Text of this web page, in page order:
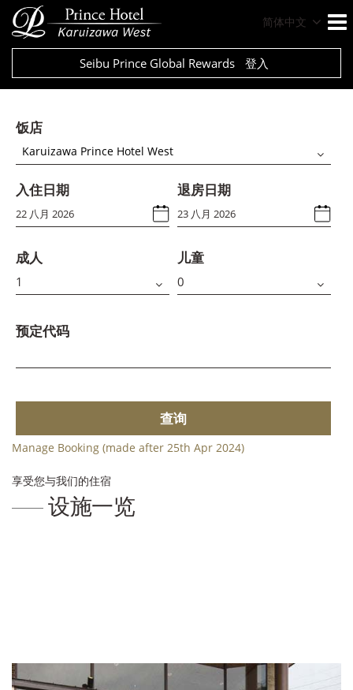
简体中文
Seibu Prince Global Rewards 登入
饭店
Karuizawa Prince Hotel West
入住日期 退房日期
成人 儿童
预定代码
查询
Manage Booking (made after 25th Apr 2024)
享受您与我们的住宿
设施一览